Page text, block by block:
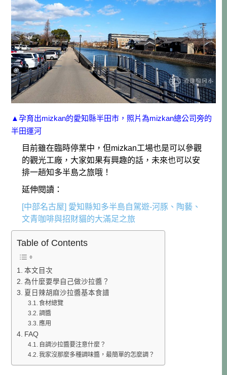
▲孕育出mizkan的愛知縣半田市，照片為mizkan總公司旁的
半田運河
目前雖在臨時停業中，但mizkan工場也是可以參觀
的觀光工廠，大家如果有興趣的話，未來也可以安
排一趟知多半島之旅哦！
延伸閱讀：
[中部名古屋] 愛知縣知多半島自駕遊-河豚、陶藝、
文青咖啡與招財貓的大滿足之旅
Table of Contents
本文目次
為什麼要學自己做沙拉醬？
夏日辣胡麻沙拉醬基本食譜
食材總覽
調醬
應用
FAQ
自調沙拉醬要注意什麼？
我家沒那麼多種調味醬，最簡單的怎麼調？